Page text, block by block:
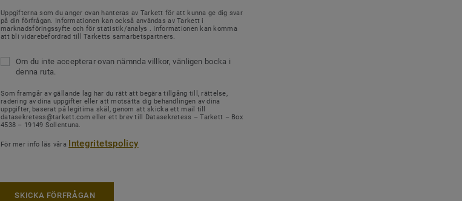
Uppgifterna som du anger ovan hanteras av Tarkett för att kunna ge dig svar
på din förfrågan. Informationen kan också användas av Tarkett i
marknadsföringssyfte och för statistik/analys . Informationen kan komma
att bli vidarebefordrad till Tarketts samarbetspartners.
Om du inte accepterar ovan nämnda villkor, vänligen bocka i
denna ruta.
Som framgår av gällande lag har du rätt att begära tillgång till, rättelse,
radering av dina uppgifter eller att motsätta dig behandlingen av dina
uppgifter, baserat på legitima skäl, genom att skicka ett mail till
datasekretess@tarkett.com eller ett brev till Datasekretess – Tarkett – Box
4538 – 19149 Sollentuna.
För mer info läs våra Integritetspolicy
SKICKA FÖRFRÅGAN